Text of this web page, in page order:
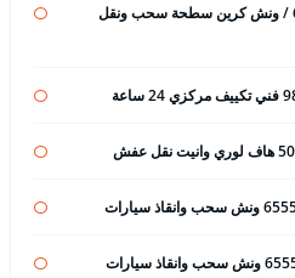
ونش ابو حليفة رقم / 65557275 / ونش كرين سطحة سحب ونقل